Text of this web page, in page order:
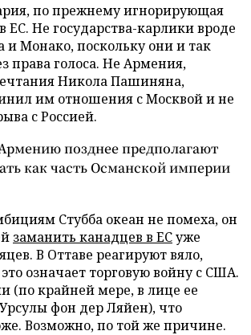
по прежнему игнорирующая
Не государства-карлики вроде
Монако, поскольку они и так
права голоса. Не Армения,
Никола Пашиняна,
им отношения с Москвой и не
с Россией.
позднее предполагают
как часть Османской империи
Стубба океан не помеха, он
заманить канадцев в ЕСуже
В Оттаве реагируют вяло,
это означает торговую войну с США.
(по крайней мере, в лице ее
фон дер Ляйен), что
Возможно, по той же причине.